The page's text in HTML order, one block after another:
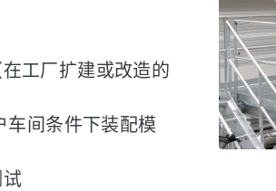
工厂扩建或改造的
车间条件下装配模